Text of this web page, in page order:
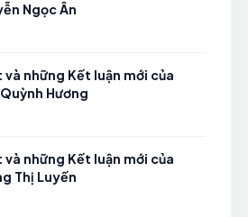
Ngọc Ân
những Kết luận mới của
Hương
những Kết luận mới của
Thị Luyến